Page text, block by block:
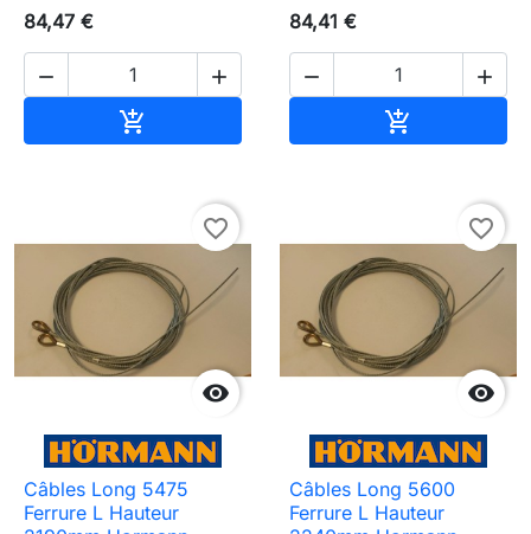
84,47 €
 

84,41 €
 


favorite_border
Câbles Long 5475
Ferrure L Hauteur

favorite_border
Câbles Long 5600
Ferrure L Hauteur